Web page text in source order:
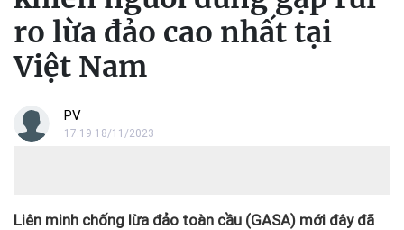
ro lừa đảo cao nhất tại
Việt Nam
PV
17:19 18/11/2023
Liên minh chống lừa đảo toàn cầu (GASA) mới đây đã